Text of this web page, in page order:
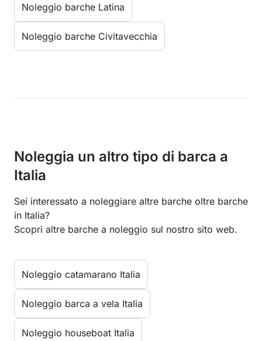
Noleggio barche Latina
Noleggio barche Civitavecchia
Noleggia un altro tipo di barca a
Italia
Sei interessato a noleggiare altre barche oltre barche
in Italia?
Scopri altre barche a noleggio sul nostro sito web.
Noleggio catamarano Italia
Noleggio barca a vela Italia
Noleggio houseboat Italia